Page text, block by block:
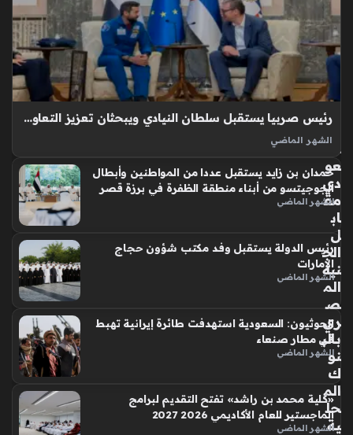
عار
ص
ر
ف
الر
يا
ل
س
عو
دي
مق
اب
ل
الج
نيه
الم
ص
ري
بالب
نو
ك
الم
حل
ية
رئيس صربيا يستقبل سلطان النيادي ويبحثان تعزيز التعاون في مجالات الشباب والعلوم والابتكار
الشهر الماضي
الدكتور سلطان بن سيف النيادي، وزير دولة لشؤون الشباب، رائد
الفضاء الإماراتي، والوفد المرافق في العاصمة الصربية “بلغراد”،
حيث أكد فخامة الرئيس…
حمدان بن زايد يستقبل عددا من المواطنين وأبطال
الجوجيتسو من أبناء منطقة الظفرة في برزة قصر
الظنة
الشهر الماضي
رئيس الدولة يستقبل وفد مكتب شؤون حجاج
الإمارات
الشهر الماضي
الحوثيون: السعودية استهدفت طائرة إيرانية تهبط
في مطار صنعاء
الشهر الماضي
«كلية محمد بن راشد» تفتح التقديم لبرامج
الماجستير للعام الأكاديمي 2026 2027
الشهر الماضي